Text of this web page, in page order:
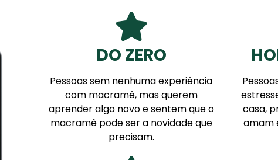
DO ZERO
Pessoas sem nenhuma experiência
com macramê, mas querem
aprender algo novo e sentem que o
macramê pode ser a novidade que
precisam.
casa,
amam